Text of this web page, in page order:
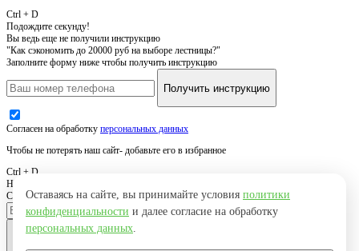
Ctrl + D
Подождите секунду!
Вы ведь еще не получили инструкцию
"Как сэкономить до 20000 руб на выборе лестницы?"
Заполните форму ниже чтобы получить инструкцию
Получить инструкцию
Согласен на обработку персональных данных
Чтобы не потерять наш сайт- добавьте его в избранное
Ctrl + D
Нужна похожая лестница
Свяжемся с вами, уточним детали и вышлем результат
Оставить заявку
Оставаясь на сайте, вы принимайте условия политики
конфиденциальности и далее согласие на обработку
персональных данных.